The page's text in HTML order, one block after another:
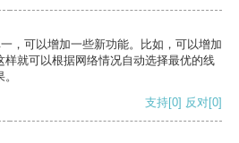
，可以增加一些新功能。比如，可以增加
就可以根据网络情况自动选择最优的线
支持[0] 反对[0]